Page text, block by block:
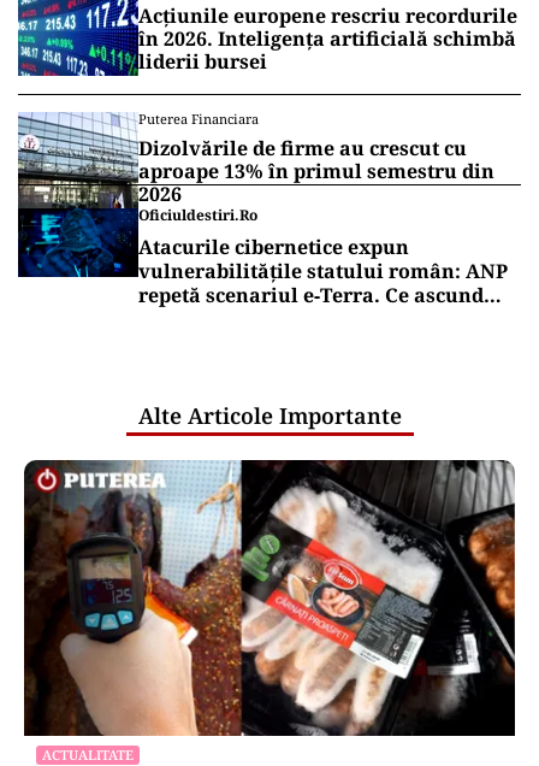
Acțiunile europene rescriu recordurile
în 2026. Inteligența artificială schimbă
liderii bursei
Puterea Financiara
Dizolvările de firme au crescut cu
aproape 13% în primul semestru din
2026
Oficiuldestiri.ro
Atacurile cibernetice expun
vulnerabilitățile statului român: ANP
repetă scenariul e‑Terra. Ce ascund
Alte Articole Importante
ACTUALITATE